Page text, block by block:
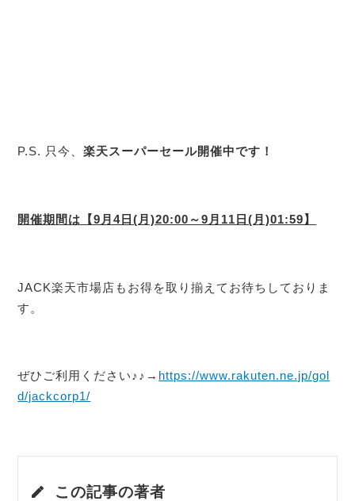
P.S. 只今、楽天スーパーセール開催中です！
開催期間は【9月4日(月)20:00～9月11日(月)01:59】
JACK楽天市場店もお得を取り揃えてお待ちしておりま
す。
ぜひご利用ください♪♪→ https://www.rakuten.ne.jp/gol
d/jackcorp1/
この記事の著者